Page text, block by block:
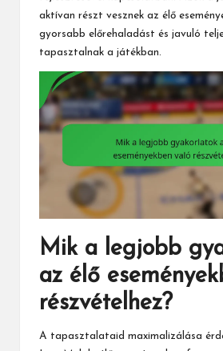
aktívan részt vesznek az élő
gyorsabb előrehaladást és javuló
tapasztalnak a játékban.
Mik a legjobb
az élő
részvételhez?
A tapasztalataid maximalizálása